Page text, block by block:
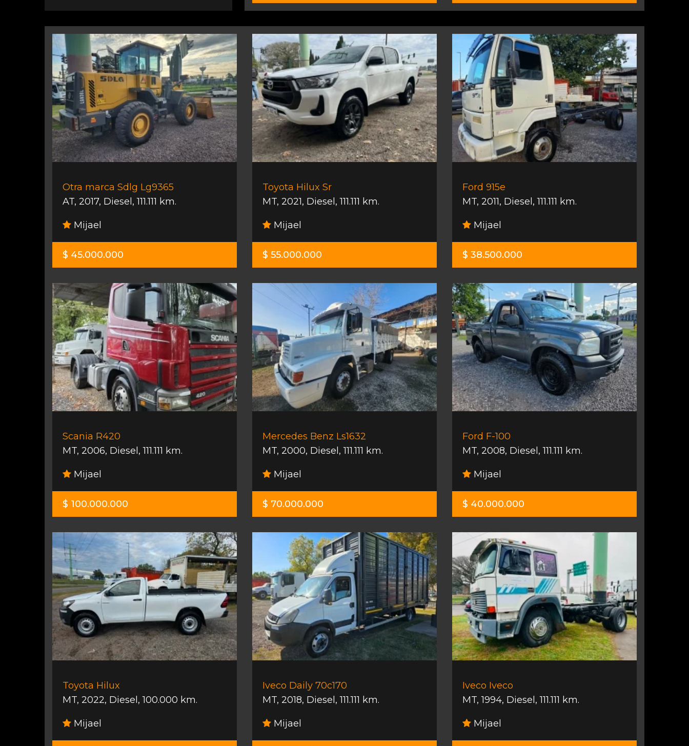
Otra marca Sdlg Lg9365
AT, 2017, Diesel ,111.111 km.
Mijael
$ 45.000.000
Toyota Hilux Sr
MT, 2021, Diesel ,111.111 km.
Mijael
$ 55.000.000
Ford 915e
MT, 2011, Diesel ,111.111 km.
Mijael
$ 38.500.000
Scania R420
MT, 2006, Diesel ,111.111 km.
Mijael
$ 100.000.000
Mercedes Benz Ls1632
MT, 2000, Diesel ,111.111 km.
Mijael
$ 70.000.000
Ford F-100
MT, 2008, Diesel ,111.111 km.
Mijael
$ 40.000.000
Toyota Hilux
MT, 2022, Diesel ,100.000 km.
Mijael
Iveco Daily 70c170
MT, 2018, Diesel ,111.111 km.
Mijael
Iveco Iveco
MT,1994, Diesel ,111.111 km.
Mijael